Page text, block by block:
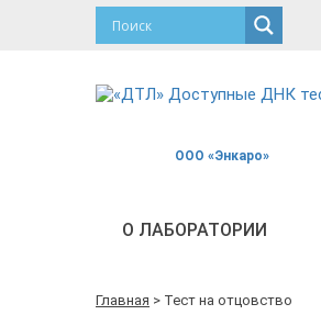
ООО «Энкаро»
О ЛАБОРАТОРИИ
Главная > Тест на отцовство